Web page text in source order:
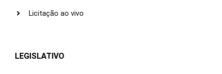
Licitação ao vivo
LEGISLATIVO